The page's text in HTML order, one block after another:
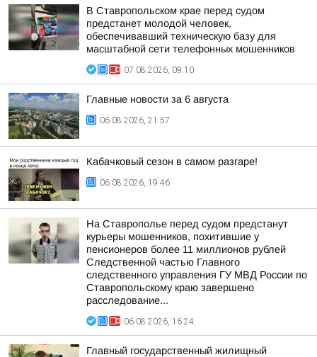
В Ставропольском крае перед судом
предстанет молодой человек,
обеспечивавший техническую базу для
масштабной сети телефонных мошенников
07.08.2026, 09:10
Главные новости за 6 августа
06.08.2026, 21:57
Кабачковый сезон в самом разгаре!
06.08.2026, 19:46
На Ставрополье перед судом предстанут
курьеры мошенников, похитившие у
пенсионеров более 11 миллионов рублей
Следственной частью Главного
следственного управления ГУ МВД России по
Ставропольскому краю завершено
расследование...
06.08.2026, 16:24
Главный государственный жилищный